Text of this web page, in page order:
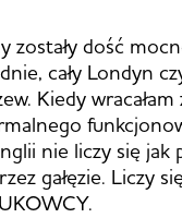
zostały dość
cały Londyn
Kiedy wracałam
nie liczy się jak
gałęzie. Liczy